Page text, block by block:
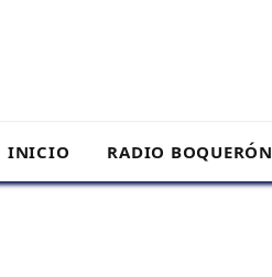
INICIO RADIO BOQUERÓN